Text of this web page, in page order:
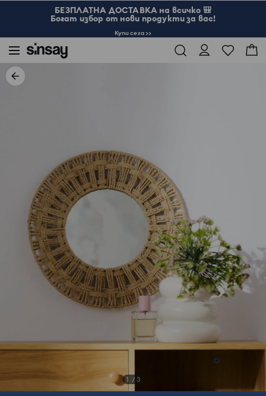
БЕЗПЛАТНА ДОСТАВКА на всичко 🎒
Богат избор от нови продукти за вас!
Купи сега >>
1 / 3